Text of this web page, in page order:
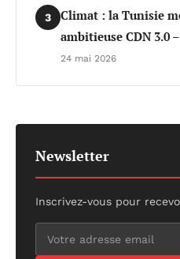
3
Climat : la Tunisie
ambitieuse CDN 3.0
24 mai 2026
Newsletter
Inscrivez-vous pour